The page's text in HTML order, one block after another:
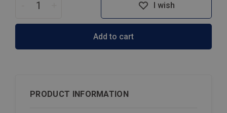
I wish
Add to cart
PRODUCT INFORMATION